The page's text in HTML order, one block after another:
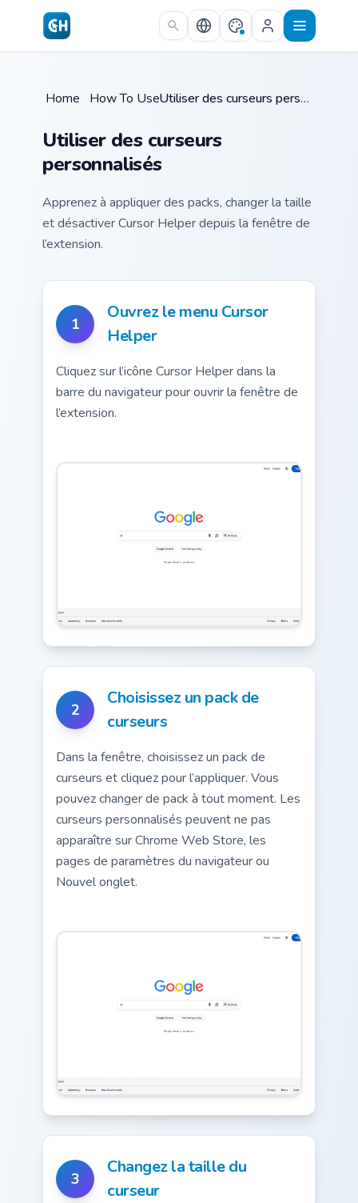
Skip to main content
Home /How To Use / Utiliser des curseurs personnalisés
Utiliser des curseurs
personnalisés
Apprenez à appliquer des packs, changer la taille
et désactiver Cursor Helper depuis la fenêtre de
l’extension.
1
Ouvrez le menu Cursor
Helper
Cliquez sur l’icône Cursor Helper dans la
barre du navigateur pour ouvrir la fenêtre de
l’extension.
2
Choisissez un pack de
curseurs
Dans la fenêtre, choisissez un pack de
curseurs et cliquez pour l’appliquer. Vous
pouvez changer de pack à tout moment. Les
curseurs personnalisés peuvent ne pas
apparaître sur Chrome Web Store, les
pages de paramètres du navigateur ou
Nouvel onglet.
3
Changez la taille du
curseur